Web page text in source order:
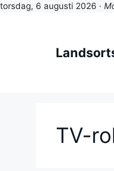
torsdag, 6 augusti 2026 ·
TV-